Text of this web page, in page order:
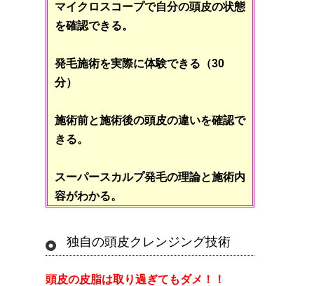
マイクロスコープで自分の頭皮の状態
を確認できる。
発毛施術を実際に体験できる（30
分）
施術前と施術後の頭皮の違いを確認で
きる。
スーパースカルプ発毛の理論と施術内
容がわかる。
独自の頭皮クレンジング技術
頭皮の皮脂は取り過ぎてもダメ！！